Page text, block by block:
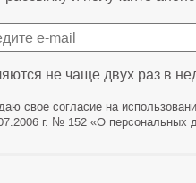
не чаще двух раз в
свое согласие на
г. № 152 «О персональных